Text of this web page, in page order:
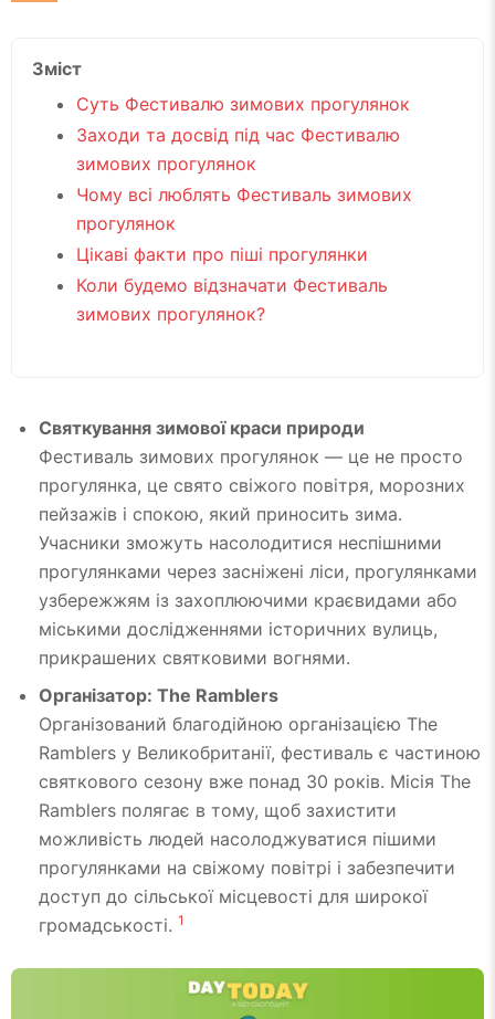
Зміст
Суть Фестивалю зимових прогулянок
Заходи та досвід під час Фестивалю
зимових прогулянок
Чому всі люблять Фестиваль зимових
прогулянок
Цікаві факти про піші прогулянки
Коли будемо відзначати Фестиваль
зимових прогулянок?
Святкування зимової краси природи
Фестиваль зимових прогулянок — це не просто
прогулянка, це свято свіжого повітря, морозних
пейзажів і спокою, який приносить зима.
Учасники зможуть насолодитися неспішними
прогулянками через засніжені ліси, прогулянками
узбережжям із захоплюючими краєвидами або
міськими дослідженнями історичних вулиць,
прикрашених святковими вогнями.
Організатор: The Ramblers
Організований благодійною організацією The
Ramblers у Великобританії, фестиваль є частиною
святкового сезону вже понад 30 років. Місія The
Ramblers полягає в тому, щоб захистити
можливість людей насолоджуватися пішими
прогулянками на свіжому повітрі і забезпечити
доступ до сільської місцевості для широкої
громадськості. 1